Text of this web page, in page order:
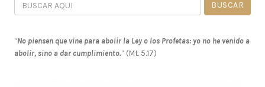
“No piensen que vine para abolir la Ley o los Profetas: yo no he venido a
abolir, sino a dar cumplimiento.” (Mt. 5.17)